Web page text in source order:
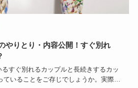
やりとり・内容公開！すぐ別れ
すぐ別れるカップルと長続きするカッ
ていることをご存じでしょうか。実際に